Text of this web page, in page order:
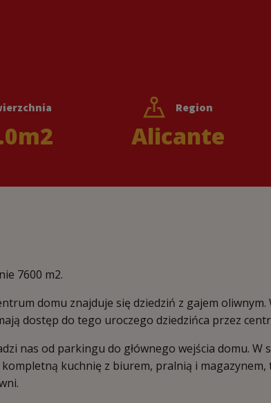
m2
Region
Alicante
7600 m2.
domu znajduje się dziedziń z gajem oliwnym.
dostęp do tego uroczego dziedzińca przez
nas od parkingu do głównego wejścia domu. W
kuchnię z biurem, pralnią i magazynem,